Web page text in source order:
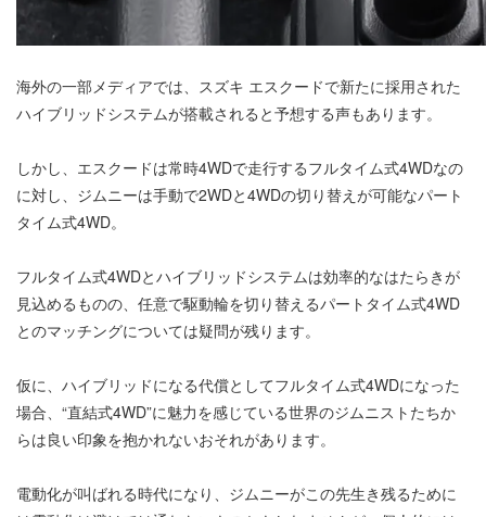
海外の一部メディアでは、スズキ エスクードで新たに採用された
ハイブリッドシステムが搭載されると予想する声もあります。
しかし、エスクードは常時4WDで走行するフルタイム式4WDなの
に対し、ジムニーは手動で2WDと4WDの切り替えが可能なパート
タイム式4WD。
フルタイム式4WDとハイブリッドシステムは効率的なはたらきが
見込めるものの、任意で駆動輪を切り替えるパートタイム式4WD
とのマッチングについては疑問が残ります。
仮に、ハイブリッドになる代償としてフルタイム式4WDになった
場合、“直結式4WD”に魅力を感じている世界のジムニストたちか
らは良い印象を抱かれないおそれがあります。
電動化が叫ばれる時代になり、ジムニーがこの先生き残るために